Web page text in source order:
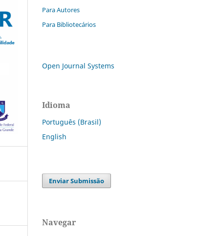
Para Autores
Para Bibliotecários
Open Journal Systems
Idioma
Português (Brasil)
English
Enviar Submissão
Navegar